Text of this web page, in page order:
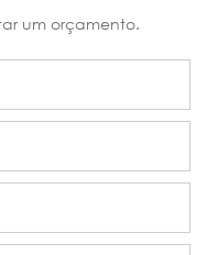
um orçamento.